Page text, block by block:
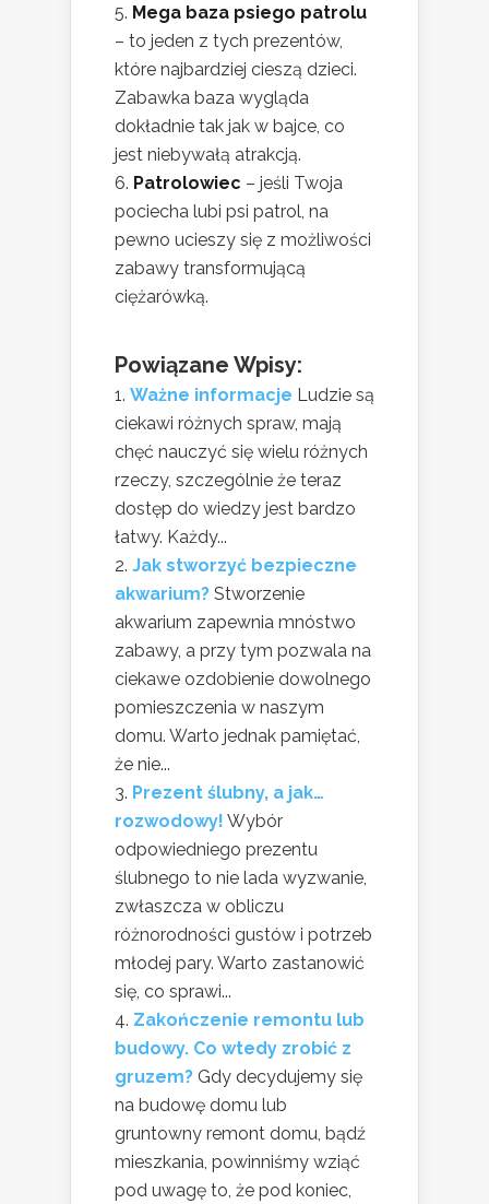
Mega baza psiego patrolu
– to jeden z tych prezentów,
które najbardziej cieszą dzieci.
Zabawka baza wygląda
dokładnie tak jak w bajce, co
jest niebywałą atrakcją.
Patrolowiec – jeśli Twoja
pociecha lubi psi patrol, na
pewno ucieszy się z możliwości
zabawy transformującą
ciężarówką.
Powiązane Wpisy:
Ważne informacje Ludzie są
ciekawi różnych spraw, mają
chęć nauczyć się wielu różnych
rzeczy, szczególnie że teraz
dostęp do wiedzy jest bardzo
łatwy. Każdy...
Jak stworzyć bezpieczne
akwarium? Stworzenie
akwarium zapewnia mnóstwo
zabawy, a przy tym pozwala na
ciekawe ozdobienie dowolnego
pomieszczenia w naszym
domu. Warto jednak pamiętać,
że nie...
Prezent ślubny, a jak…
rozwodowy! Wybór
odpowiedniego prezentu
ślubnego to nie lada wyzwanie,
zwłaszcza w obliczu
różnorodności gustów i potrzeb
młodej pary. Warto zastanowić
się, co sprawi...
Zakończenie remontu lub
budowy. Co wtedy zrobić z
gruzem? Gdy decydujemy się
na budowę domu lub
gruntowny remont domu, bądź
mieszkania, powinniśmy wziąć
pod uwagę to, że pod koniec,